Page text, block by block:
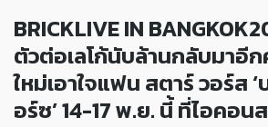
BRICKLIVE IN
ตัวต่อเลโก้นับล้านกลับมาอี
ใหม่เอาใจแฟน สตาร์ วอร์ส
อร์ซ’ 14-17 พ.ย. นี้ ที่ไอคอน